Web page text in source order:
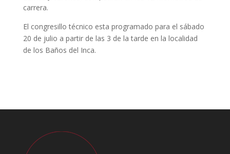
carrera.
El congresillo técnico esta programado para el sábado
20 de julio a partir de las 3 de la tarde en la localidad
de los Baños del Inca.